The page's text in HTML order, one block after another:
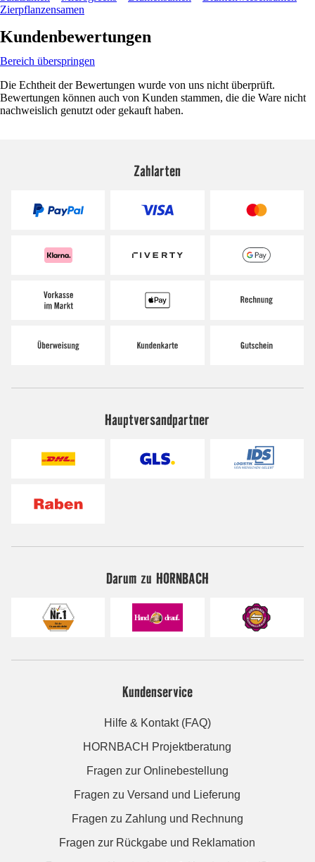
Zierpflanzensamen
Kundenbewertungen
Bereich überspringen
Die Echtheit der Bewertungen wurde von uns nicht überprüft.
Bewertungen können auch von Kunden stammen, die die Ware nicht
nachweislich genutzt oder gekauft haben.
Zahlarten
Hauptversandpartner
Darum zu HORNBACH
Kundenservice
Hilfe & Kontakt (FAQ)
HORNBACH Projektberatung
Fragen zur Onlinebestellung
Fragen zu Versand und Lieferung
Fragen zu Zahlung und Rechnung
Fragen zur Rückgabe und Reklamation